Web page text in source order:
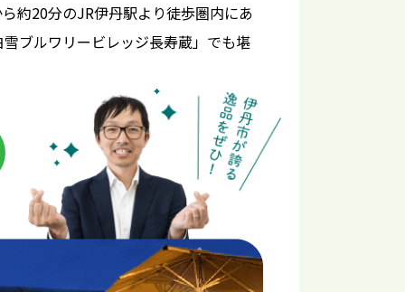
約20分のJR伊丹駅より徒歩圏内にあ
ブルワリービレッジ長寿蔵」でも堪